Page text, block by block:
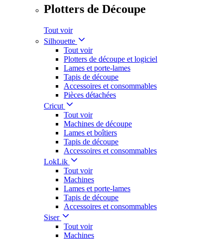
Plotters de Découpe
Tout voir
Silhouette
Tout voir
Plotters de découpe et logiciel
Lames et porte-lames
Tapis de découpe
Accessoires et consommables
Pièces détachées
Cricut
Tout voir
Machines de découpe
Lames et boîtiers
Tapis de découpe
Accessoires et consommables
LokLik
Tout voir
Machines
Lames et porte-lames
Tapis de découpe
Accessoires et consommables
Siser
Tout voir
Machines